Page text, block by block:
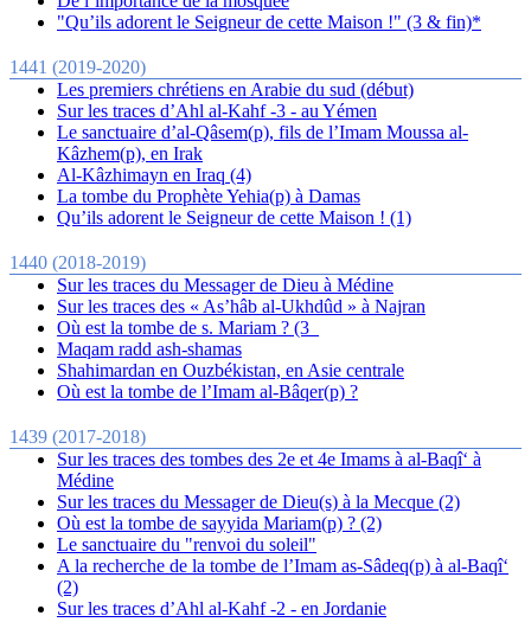
"Qu’ils adorent le Seigneur de cette Maison !" (3 & fin)*
1441 (2019-2020)
Les premiers chrétiens en Arabie du sud (début)
Sur les traces d’Ahl al-Kahf -3 - au Yémen
Le sanctuaire d’al-Qâsem(p), fils de l’Imam Moussa al-
Kâzhem(p), en Irak
Al-Kâzhimayn en Iraq (4)
La tombe du Prophète Yehia(p) à Damas
Qu’ils adorent le Seigneur de cette Maison ! (1)
1440 (2018-2019)
Sur les traces du Messager de Dieu à Médine
Sur les traces des « As’hâb al-Ukhdûd » à Najran
Où est la tombe de s. Mariam ? (3_
Maqam radd ash-shamas
Shahimardan en Ouzbékistan, en Asie centrale
Où est la tombe de l’Imam al-Bâqer(p) ?
1439 (2017-2018)
Sur les traces des tombes des 2e et 4e Imams à al-Baqî‘ à
Médine
Sur les traces du Messager de Dieu(s) à la Mecque (2)
Où est la tombe de sayyida Mariam(p) ? (2)
Le sanctuaire du "renvoi du soleil"
A la recherche de la tombe de l’Imam as-Sâdeq(p) à al-Baqî‘
(2)
Sur les traces d’Ahl al-Kahf -2 - en Jordanie